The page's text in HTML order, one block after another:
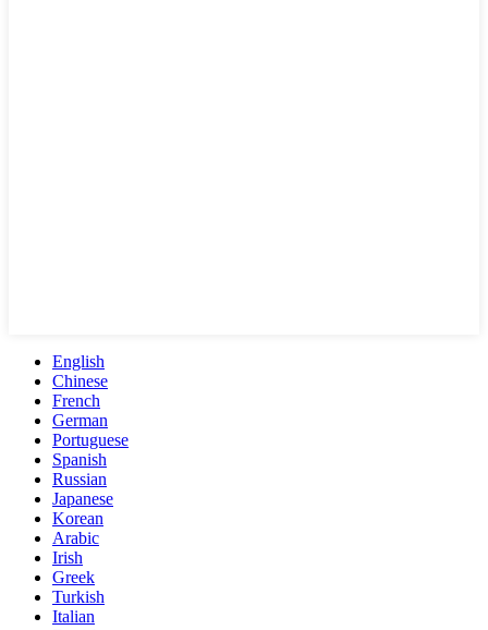
English
Chinese
French
German
Portuguese
Spanish
Russian
Japanese
Korean
Arabic
Irish
Greek
Turkish
Italian